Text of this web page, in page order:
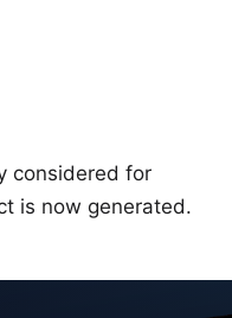
considered for
is now generated.